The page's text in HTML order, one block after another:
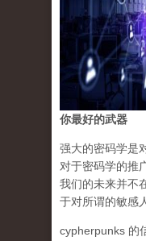
你最好的武器
强大的密码学是
对于密码学的推
我们的未来并不
于对所谓的敏感
cypherpunks 的